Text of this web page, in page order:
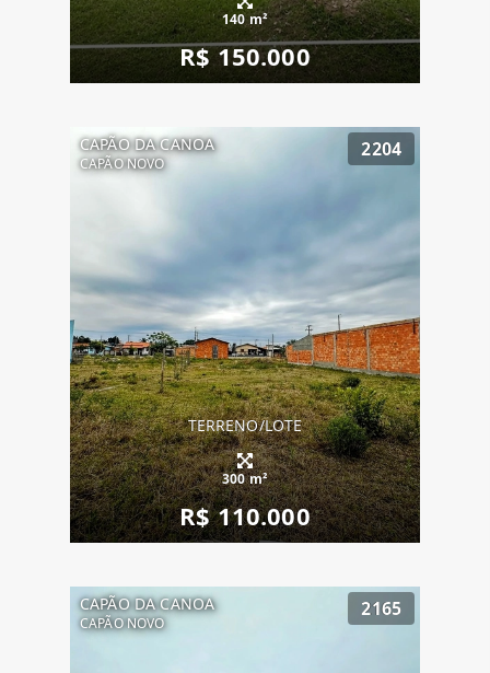
140 m²
R$ 150.000
CAPÃO DA CANOA
CAPÃO NOVO
2204
TERRENO/LOTE
300 m²
R$ 110.000
CAPÃO DA CANOA
CAPÃO NOVO
2165